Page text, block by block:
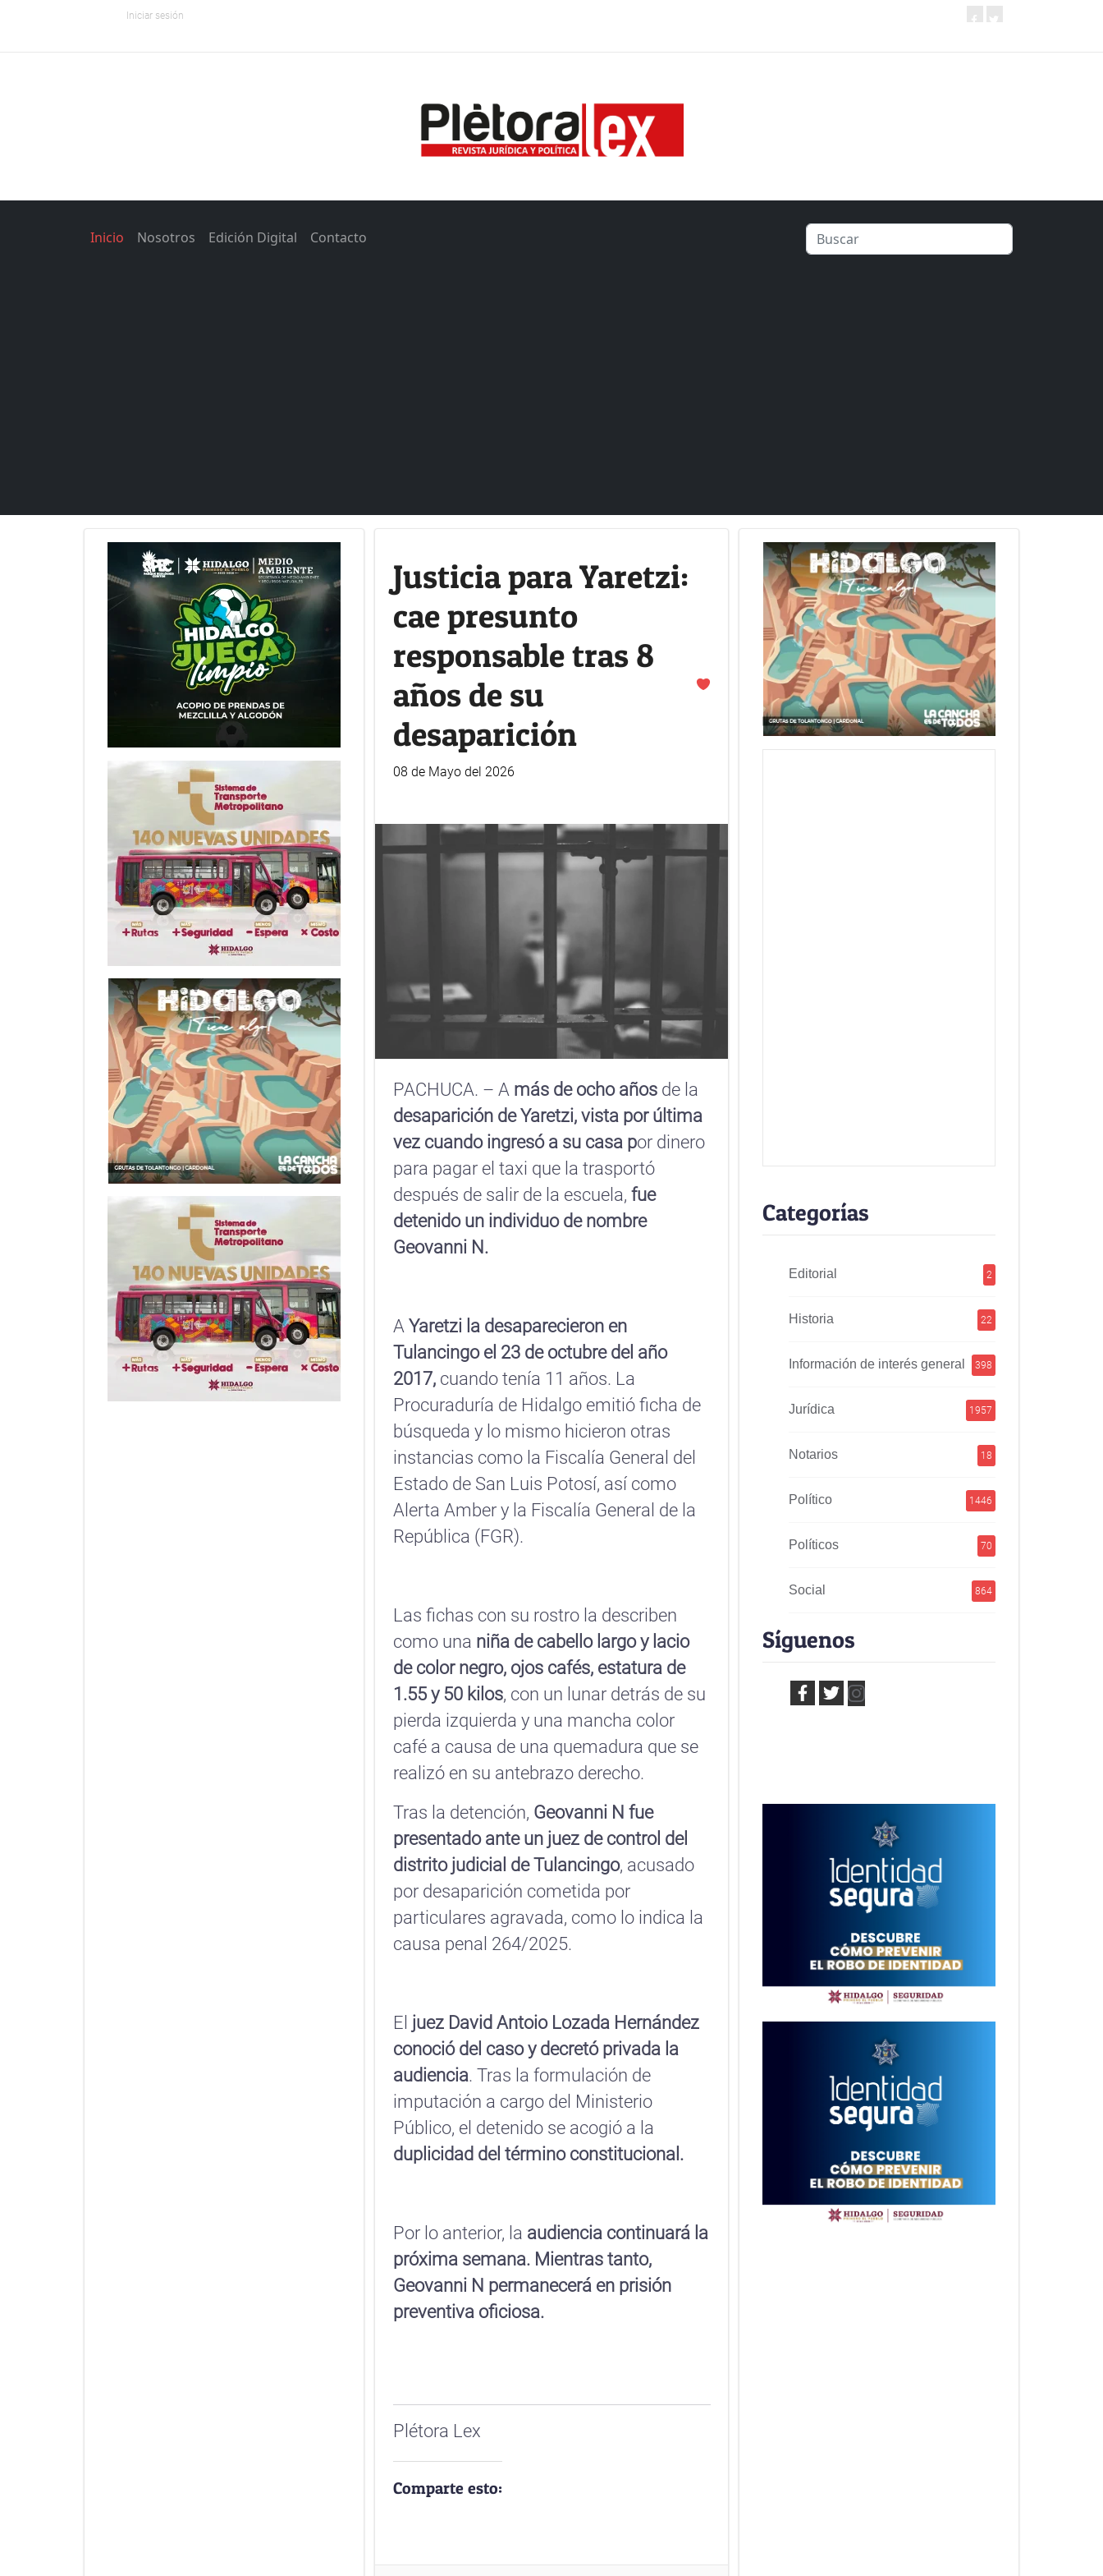
Iniciar sesión
Inicio Nosotros Edición Digital Contacto
Justicia para Yaretzi:
cae presunto
responsable tras 8
años de su
desaparición
08 de Mayo del 2026
PACHUCA. – A más de ocho añosde la
desaparición de Yaretzi, vista por última
vez cuando ingresó a su casa por dinero
para pagar el taxi que la trasportó
después de salir de la escuela, fue
detenido un individuo de nombre
Geovanni N.
A Yaretzi la desaparecieron en
Tulancingo el 23 de octubre del año
2017, cuando tenía 11 años. La
Procuraduría de Hidalgo emitió ficha de
búsqueda y lo mismo hicieron otras
instancias como la Fiscalía General del
Estado de San Luis Potosí, así como
Alerta Amber y la Fiscalía General de la
República (FGR).
Las fichas con su rostro la describen
como una niña de cabello largo y lacio
de color negro, ojos cafés, estatura de
1.55 y 50 kilos, con un lunar detrás de su
pierda izquierda y una mancha color
café a causa de una quemadura que se
realizó en su antebrazo derecho.
Tras la detención, Geovanni N fue
presentado ante un juez de control del
distrito judicial de Tulancingo, acusado
por desaparición cometida por
particulares agravada, como lo indica la
causa penal 264/2025.
El juez David Antoio Lozada Hernández
conoció del caso y decretó privada la
audiencia. Tras la formulación de
imputación a cargo del Ministerio
Público, el detenido se acogió a la
duplicidad del término constitucional.
Por lo anterior, la audiencia continuará la
próxima semana. Mientras tanto,
Geovanni N permanecerá en prisión
preventiva oficiosa.
Plétora Lex
Comparte esto:
Categorías
Editorial 2
Historia 22
Información de interés general 398
Jurídica 1957
Notarios 18
Político 1446
Políticos 70
Social 864
Síguenos